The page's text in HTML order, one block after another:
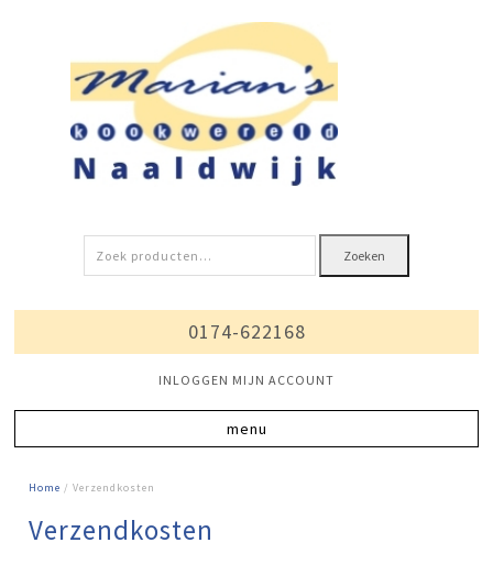
Zoeken
naar:
Zoeken
0174-622168
INLOGGEN MIJN ACCOUNT
Home / Verzendkosten
Verzendkosten